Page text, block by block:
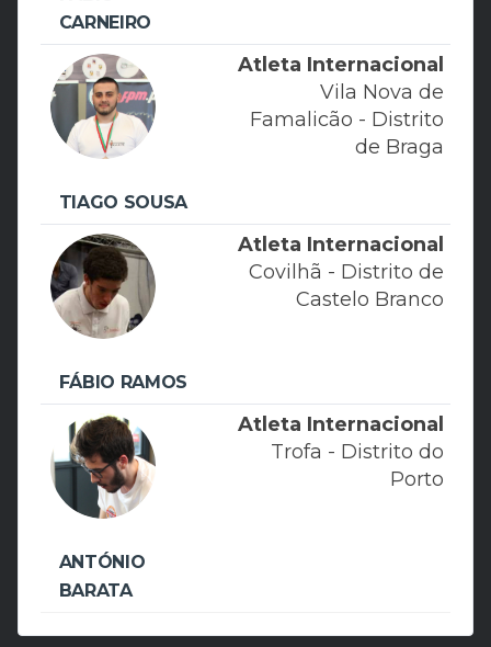
CARNEIRO
TIAGO SOUSA
Atleta Internacional
Vila Nova de
Famalicão - Distrito
de Braga
FÁBIO RAMOS
Atleta Internacional
Covilhã - Distrito de
Castelo Branco
ANTÓNIO
BARATA
Atleta Internacional
Trofa - Distrito do
Porto